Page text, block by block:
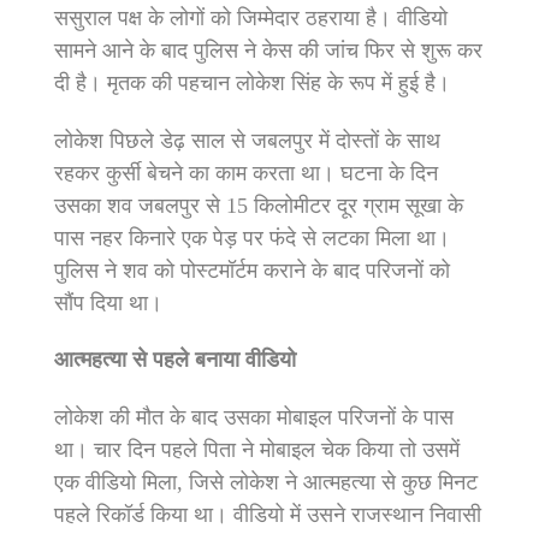
ससुराल पक्ष के लोगों को जिम्मेदार ठहराया है। वीडियो
सामने आने के बाद पुलिस ने केस की जांच फिर से शुरू कर
दी है। मृतक की पहचान लोकेश सिंह के रूप में हुई है।
लोकेश पिछले डेढ़ साल से जबलपुर में दोस्तों के साथ
रहकर कुर्सी बेचने का काम करता था। घटना के दिन
उसका शव जबलपुर से 15 किलोमीटर दूर ग्राम सूखा के
पास नहर किनारे एक पेड़ पर फंदे से लटका मिला था।
पुलिस ने शव को पोस्टमॉर्टम कराने के बाद परिजनों को
सौंप दिया था।
आत्महत्या से पहले बनाया वीडियो
लोकेश की मौत के बाद उसका मोबाइल परिजनों के पास
था। चार दिन पहले पिता ने मोबाइल चेक किया तो उसमें
एक वीडियो मिला, जिसे लोकेश ने आत्महत्या से कुछ मिनट
पहले रिकॉर्ड किया था। वीडियो में उसने राजस्थान निवासी